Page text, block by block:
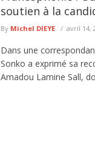
dans les porte-monnaie.
soutien à la
By Michel DIEYE avril 14,
Dans une
Sonko a exprimé sa
Amadou Lamine Sall,